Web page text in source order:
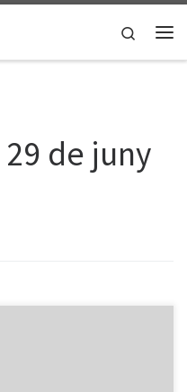
Search
29 de juny